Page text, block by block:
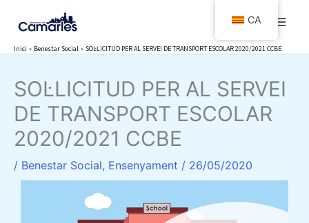
contingut
Inici Benestar Social SOL·LICITUD PER AL SERVEI DE TRANSPORT ESCOLAR 2020/2021 CCBE
SOL·LICITUD PER AL SERVEI
DE TRANSPORT ESCOLAR
2020/2021 CCBE
/ Benestar Social, Ensenyament / 26/05/2020
CA